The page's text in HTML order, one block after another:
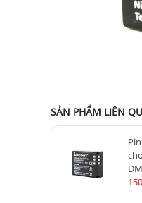
SẢN PHẨM LIÊN